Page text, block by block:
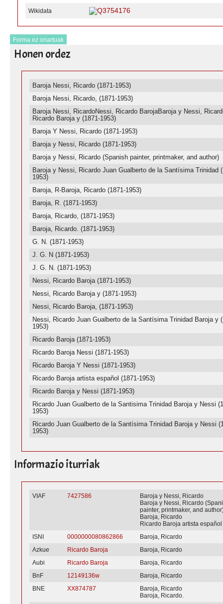
Wikidata Q3754176
Forma ez onartuak
Honen ordez
Baroja Nessi, Ricardo (1871-1953)
Baroja Nessi, Ricardo, (1871-1953)
Baroja Nessi, RicardoNessi, Ricardo BarojaBaroja y Nessi,
Ricardo Baroja y (1871-1953)
Baroja Y Nessi, Ricardo (1871-1953)
Baroja y Nessi, Ricardo (1871-1953)
Baroja y Nessi, Ricardo (Spanish painter, printmaker, and author)
Baroja y Nessi, Ricardo Juan Gualberto de la Santísima Trinidad
1953)
Baroja, R-Baroja, Ricardo (1871-1953)
Baroja, R. (1871-1953)
Baroja, Ricardo, (1871-1953)
Baroja, Ricardo. (1871-1953)
G. N. (1871-1953)
J. G. N (1871-1953)
J. G. N. (1871-1953)
Nessi, Ricardo Baroja (1871-1953)
Nessi, Ricardo Baroja y (1871-1953)
Nessi, Ricardo Baroja, (1871-1953)
Nessi, Ricardo Juan Gualberto de la Santísima Trinidad Baroja y
1953)
Ricardo Baroja (1871-1953)
Ricardo Baroja Nessi (1871-1953)
Ricardo Baroja Y Nessi (1871-1953)
Ricardo Baroja artista español (1871-1953)
Ricardo Baroja y Nessi (1871-1953)
Ricardo Juan Gualberto de la Santisima Trinidad Baroja y Nessi
1953)
Ricardo Juan Gualberto de la Santísima Trinidad Baroja y Nessi
1953)
Informazio iturriak
VIAF 7427586
Baroja y Nessi, Ricardo
Baroja y Nessi, Ricardo
painter, printmaker, and
Baroja, Ricardo
Ricardo Baroja artista español
ISNI
0000000080862866
Baroja, Ricardo
Azkue
Ricardo Baroja
Baroja, Ricardo
Aubi
Ricardo Baroja
Baroja, Ricardo
BnF
12149136w
Baroja, Ricardo
BNE
XX874787
Baroja, Ricardo
Baroja, Ricardo.